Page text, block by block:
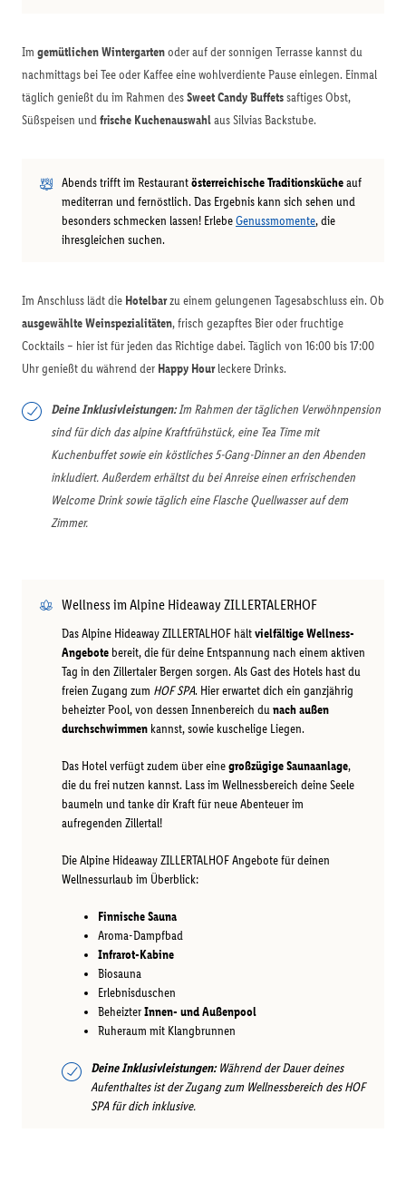
Im gemütlichen Wintergartenoder auf der sonnigen Terrasse kannst du
nachmittags bei Tee oder Kaffee eine wohlverdiente Pause einlegen. Einmal
täglich genießt du im Rahmen desSweet Candy Buffetssaftiges Obst,
Süßspeisen undfrische Kuchenauswahlaus Silvias Backstube.
Abends trifft im Restaurantösterreichische Traditionskücheauf
mediterran und fernöstlich. Das Ergebnis kann sich sehen und
besonders schmecken lassen! ErlebeGenussmomente, die
ihresgleichen suchen.
Im Anschluss lädt die Hotelbarzu einem gelungenen Tagesabschluss ein. Ob
ausgewählte Weinspezialitäten, frisch gezapftes Bier oder fruchtige
Cocktails – hier ist für jeden das Richtige dabei. Täglich von 16:00 bis 17:00
Uhr genießt du während der Happy Hourleckere Drinks.
Deine Inklusivleistungen:Im Rahmen der täglichen Verwöhnpension
sind für dich das alpine Kraftfrühstück, eine Tea Time mit
Kuchenbuffet sowie ein köstliches 5-Gang-Dinner an den Abenden
inkludiert. Außerdem erhältst du bei Anreise einen erfrischenden
Welcome Drink sowie täglich eine Flasche Quellwasser auf dem
Zimmer.
Wellness im Alpine Hideaway ZILLERTALERHOF
Das Alpine Hideaway ZILLERTALHOF hältvielfältige Wellness-
Angebote bereit, die für deine Entspannung nach einem aktiven
Tag in den Zillertaler Bergen sorgen. Als Gast des Hotels hast du
freien Zugang zum HOF SPA. Hier erwartet dich ein ganzjährig
beheizter Pool, von dessen Innenbereich dunach außen
durchschwimmen kannst, sowie kuschelige Liegen.
Das Hotel verfügt zudem über einegroßzügige Saunaanlage,
die du frei nutzen kannst. Lass im Wellnessbereich deine Seele
baumeln und tanke dir Kraft für neue Abenteuer im
aufregenden Zillertal!
Die Alpine Hideaway ZILLERTALHOF Angebote für deinen
Wellnessurlaub im Überblick:
Finnische Sauna
Aroma-Dampfbad
Infrarot-Kabine
Biosauna
Erlebnisduschen
BeheizterInnen- und Außenpool
Ruheraum mit Klangbrunnen
Deine Inklusivleistungen:Während der Dauer deines
Aufenthaltes ist der Zugang zum Wellnessbereich des HOF
SPA für dich inklusive.